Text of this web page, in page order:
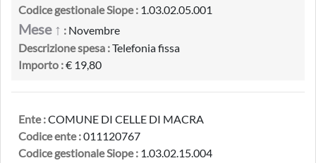
Codice gestionale Siope : 1.03.02.05.001
Mese ↑ : Novembre
Descrizione spesa :Telefonia fissa
Importo :€ 19,80
Ente :COMUNE DI CELLE DI MACRA
Codice ente :011120767
Codice gestionale Siope : 1.03.02.15.004